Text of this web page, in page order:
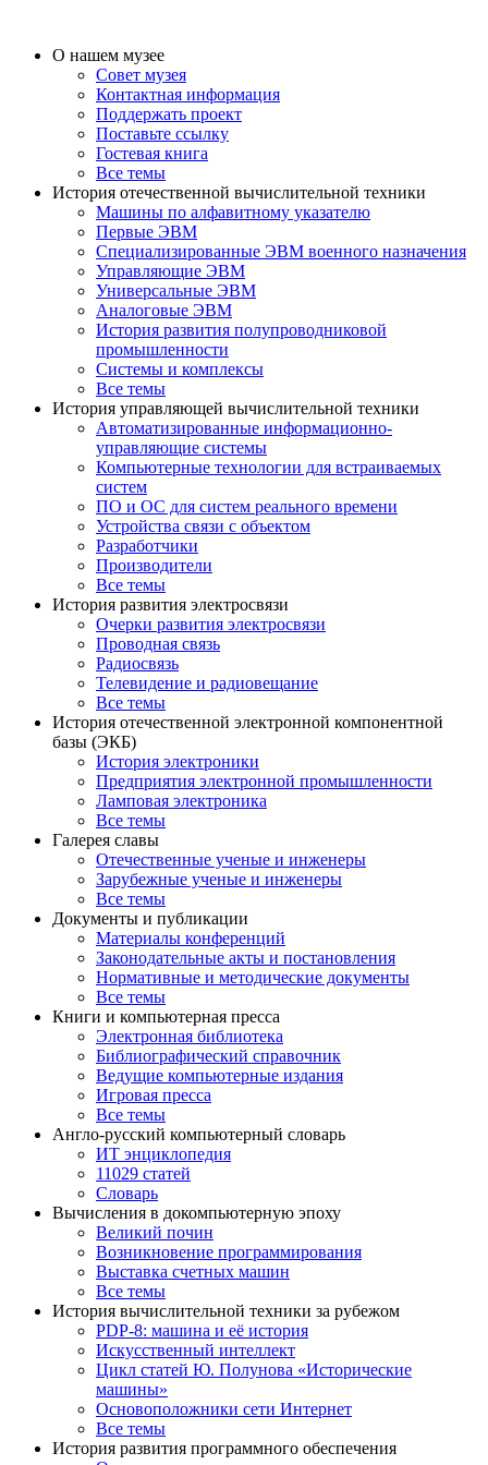
О нашем музее
Совет музея
Контактная информация
Поддержать проект
Поставьте ссылку
Гостевая книга
Все темы
История отечественной вычислительной техники
Машины по алфавитному указателю
Первые ЭВМ
Специализированные ЭВМ военного назначения
Управляющие ЭВМ
Универсальные ЭВМ
Аналоговые ЭВМ
История развития полупроводниковой
промышленности
Системы и комплексы
Все темы
История управляющей вычислительной техники
Автоматизированные информационно-
управляющие системы
Компьютерные технологии для встраиваемых
систем
ПО и ОС для систем реального времени
Устройства связи с объектом
Разработчики
Производители
Все темы
История развития электросвязи
Очерки развития электросвязи
Проводная связь
Радиосвязь
Телевидение и радиовещание
Все темы
История отечественной электронной компонентной
базы (ЭКБ)
История электроники
Предприятия электронной промышленности
Ламповая электроника
Все темы
Галерея славы
Отечественные ученые и инженеры
Зарубежные ученые и инженеры
Все темы
Документы и публикации
Материалы конференций
Законодательные акты и постановления
Нормативные и методические документы
Все темы
Книги и компьютерная пресса
Электронная библиотека
Библиографический справочник
Ведущие компьютерные издания
Игровая пресса
Все темы
Англо-русский компьютерный словарь
ИТ энциклопедия
11029 статей
Словарь
Вычисления в докомпьютерную эпоху
Великий почин
Возникновение программирования
Выставка счетных машин
Все темы
История вычислительной техники за рубежом
PDP-8: машина и её история
Искусственный интеллект
Цикл статей Ю. Полунова «Исторические
машины»
Основоположники сети Интернет
Все темы
История развития программного обеспечения